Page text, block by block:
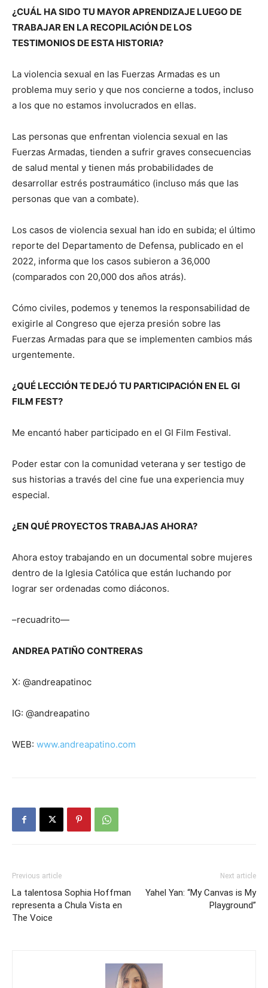
¿CUÁL HA SIDO TU MAYOR APRENDIZAJE LUEGO DE
TRABAJAR EN LA RECOPILACIÓN DE LOS
TESTIMONIOS DE ESTA HISTORIA?
La violencia sexual en las Fuerzas Armadas es un
problema muy serio y que nos concierne a todos, incluso
a los que no estamos involucrados en ellas.
Las personas que enfrentan violencia sexual en las
Fuerzas Armadas, tienden a sufrir graves consecuencias
de salud mental y tienen más probabilidades de
desarrollar estrés postraumático (incluso más que las
personas que van a combate).
Los casos de violencia sexual han ido en subida; el último
reporte del Departamento de Defensa, publicado en el
2022, informa que los casos subieron a 36,000
(comparados con 20,000 dos años atrás).
Cómo civiles, podemos y tenemos la responsabilidad de
exigirle al Congreso que ejerza presión sobre las
Fuerzas Armadas para que se implementen cambios más
urgentemente.
¿QUÉ LECCIÓN TE DEJÓ TU PARTICIPACIÓN EN EL GI
FILM FEST?
Me encantó haber participado en el GI Film Festival.
Poder estar con la comunidad veterana y ser testigo de
sus historias a través del cine fue una experiencia muy
especial.
¿EN QUÉ PROYECTOS TRABAJAS AHORA?
Ahora estoy trabajando en un documental sobre mujeres
dentro de la Iglesia Católica que están luchando por
lograr ser ordenadas como diáconos.
–recuadrito—
ANDREA PATIÑO CONTRERAS
X: @andreapatinoc
IG: @andreapatino
WEB: www.andreapatino.com
Previous article
La talentosa Sophia Hoffman
representa a Chula Vista en
The Voice
Next article
Yahel Yan: “My Canvas is My
Playground”